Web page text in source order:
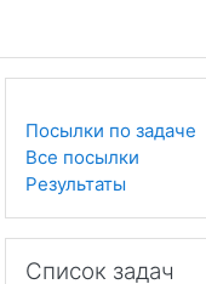
Посылки по задаче
Все посылки
Результаты
Список задач